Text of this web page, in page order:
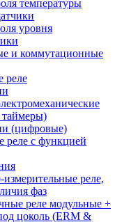
температуры
уровня
и коммутационные
реле
таймеры)
(цифровые)
реле с функцией
реле,
фаз
реле модульные +
цоколь (ERM &